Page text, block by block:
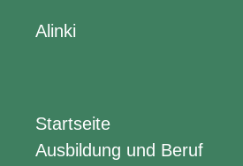
Alinki
Startseite
Ausbildung und Beruf